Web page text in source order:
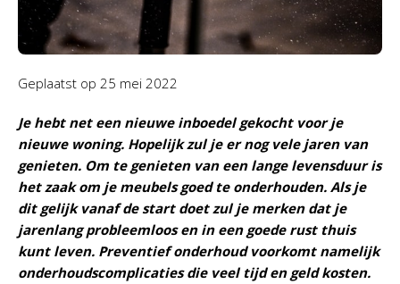
Geplaatst op 25 mei 2022
Je hebt net een nieuwe inboedel gekocht voor je
nieuwe woning. Hopelijk zul je er nog vele jaren van
genieten. Om te genieten van een lange levensduur is
het zaak om je meubels goed te onderhouden. Als je
dit gelijk vanaf de start doet zul je merken dat je
jarenlang probleemloos en in een goede rust thuis
kunt leven. Preventief onderhoud voorkomt namelijk
onderhoudscomplicaties die veel tijd en geld kosten.